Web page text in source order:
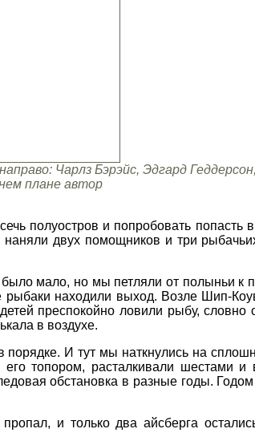
Чарлз Бэрэйс, Эдгард
плане автор
полуостров и попробовать попасть
двух помощников и три
мало, но мы петляли от полыньи к
рыбаки находили выход. Возле Шип-
преспокойно ловили рыбу, словно
в воздухе.
И тут мы наткнулись на
топором, расталкивали шестами и
обстановка в разные годы.
и только два айсберга